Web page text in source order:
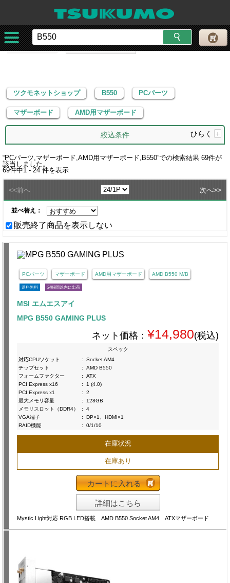
ツクモネットショップ
マザーボード
AMD用マザーボード
ツクモネットショップ B550 PCパーツ
マザーボード AMD用マザーボード
絞込条件 ひらく +
“PCパーツ,マザーボード,AMD用マザーボード,B550”での検索結果 69件が
該当しました。
69件中1 - 24 件を表示
<<前へ 次へ>>
並べ替え：
販売終了商品を表示しない
PCパーツ マザーボード AMD用マザーボード AMD B550 M/B
送料無料 24時間以内に出荷
MSI エムエスアイ
MPG B550 GAMING PLUS
ネット価格： ¥14,980(税込)
スペック
対応CPUソケット
:
Socket AM4
チップセット
:
AMD B550
フォームファクター
:
ATX
PCI Express x16
:
1 (4.0)
PCI Express x1
:
2
最大メモリ容量
:
128GB
メモリスロット（DDR4）
:
4
VGA端子
:
DP×1、HDMI×1
RAID機能
: 0/1/10
在庫状況
在庫あり
カートに入れる
詳細はこちら
Mystic Light対応 RGB LED搭載 AMD B550 Socket AM4 ATXマザーボード